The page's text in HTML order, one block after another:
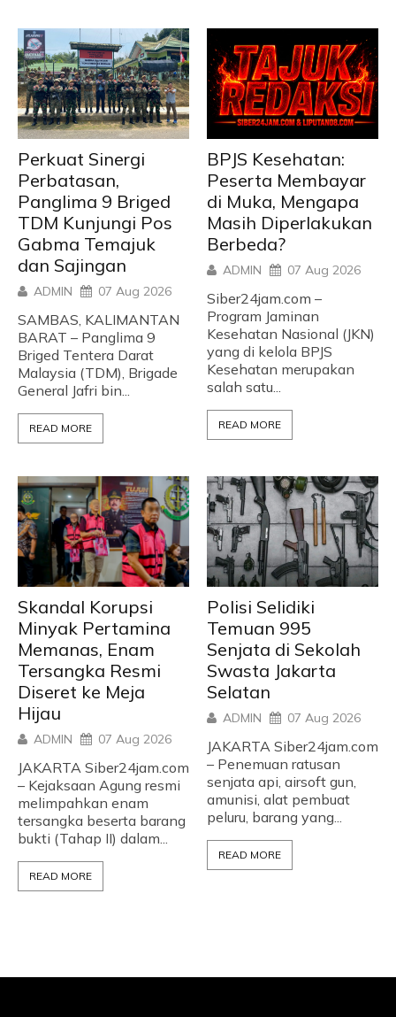
Perkuat Sinergi
Perbatasan,
Panglima 9 Briged
TDM Kunjungi Pos
Gabma Temajuk
dan Sajingan
ADMIN 07 Aug 2026
SAMBAS, KALIMANTAN
BARAT – Panglima 9
Briged Tentera Darat
Malaysia (TDM), Brigade
General Jafri bin...
READ MORE
BPJS Kesehatan:
Peserta Membayar
di Muka, Mengapa
Masih Diperlakukan
Berbeda?
ADMIN 07 Aug 2026
Siber24jam.com –
Program Jaminan
Kesehatan Nasional (JKN)
yang di kelola BPJS
Kesehatan merupakan
salah satu...
READ MORE
Skandal Korupsi
Minyak Pertamina
Memanas, Enam
Tersangka Resmi
Diseret ke Meja
Hijau
ADMIN 07 Aug 2026
JAKARTA Siber24jam.com
– Kejaksaan Agung resmi
melimpahkan enam
tersangka beserta barang
bukti (Tahap II) dalam...
READ MORE
Polisi Selidiki
Temuan 995
Senjata di Sekolah
Swasta Jakarta
Selatan
ADMIN 07 Aug 2026
JAKARTA Siber24jam.com
– Penemuan ratusan
senjata api, airsoft gun,
amunisi, alat pembuat
peluru, barang yang...
READ MORE